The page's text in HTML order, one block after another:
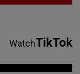
WatchTikTok